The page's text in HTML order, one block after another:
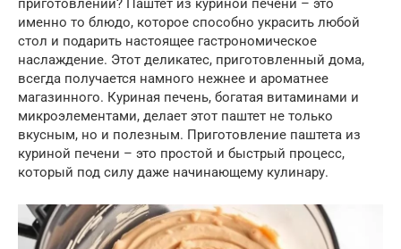
приготовлении? Паштет из куриной печени – это
именно то блюдо, которое способно украсить любой
стол и подарить настоящее гастрономическое
наслаждение. Этот деликатес, приготовленный дома,
всегда получается намного нежнее и ароматнее
магазинного. Куриная печень, богатая витаминами и
микроэлементами, делает этот паштет не только
вкусным, но и полезным. Приготовление паштета из
куриной печени – это простой и быстрый процесс,
который под силу даже начинающему кулинару.